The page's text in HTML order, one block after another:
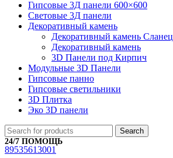
Гипсовые 3Д панели 600×600
Световые 3Д панели
Декоративный камень
Декоративный камень Сланец
Декоративный камень
3D Панели под Кирпич
Модульные 3D Панели
Гипсовые панно
Гипсовые светильники
3D Плитка
Эко 3D панели
Search
24/7 ПОМОЩЬ
89535613001